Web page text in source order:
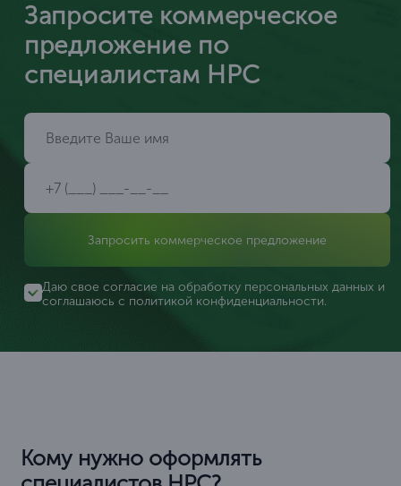
Запросите коммерческое
предложение по
специалистам НРС
Запросить коммерческое предложение
Даю свое согласие на обработку персональных данных и
соглашаюсь с политикой конфиденциальности.
Кому нужно оформлять